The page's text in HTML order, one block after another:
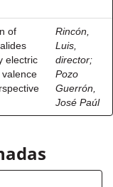
of
electric
Rincón,
Luis,
director;
Pozo
Guerrón,
José Paúl